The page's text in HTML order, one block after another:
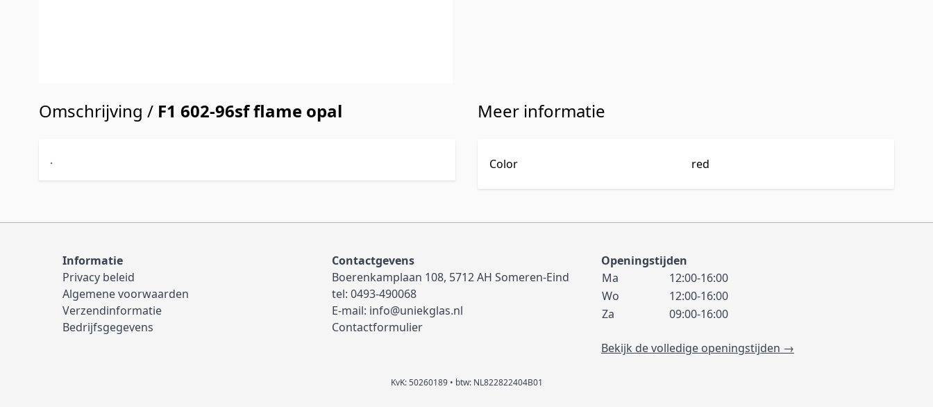
Omschrijving / F1 602-96sf flame opal
.
Meer informatie
Color red
Informatie
Privacy beleid
Algemene voorwaarden
Verzendinformatie
Bedrijfsgegevens
Contactgevens
Boerenkamplaan 108, 5712 AH Someren-Eind
tel: 0493-490068
E-mail: info@uniekglas.nl
Contactformulier
Openingstijden
Ma
12:00-16:00
Wo
12:00-16:00
Za
09:00-16:00
Bekijk de volledige openingstijden →
KvK: 50260189 • btw: NL822822404B01